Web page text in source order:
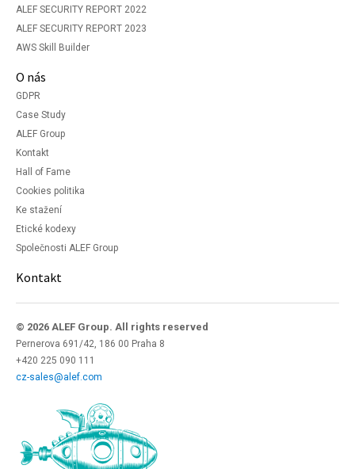
ALEF SECURITY REPORT 2022
ALEF SECURITY REPORT 2023
AWS Skill Builder
O nás
GDPR
Case Study
ALEF Group
Kontakt
Hall of Fame
Cookies politika
Ke stažení
Etické kodexy
Společnosti ALEF Group
Kontakt
© 2026 ALEF Group. All rights reserved
Pernerova 691/42, 186 00 Praha 8
+420 225 090 111
cz-sales@alef.com